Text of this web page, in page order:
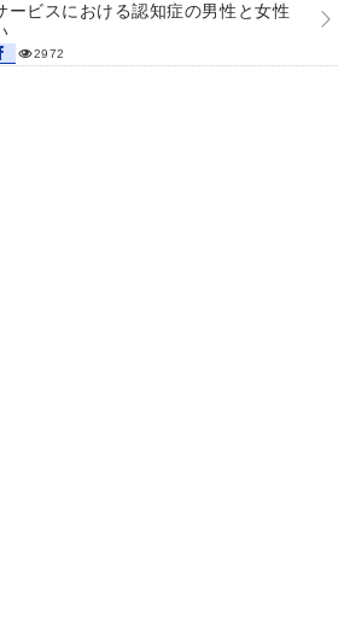
ービスにおける認知症の男性と女性
2972